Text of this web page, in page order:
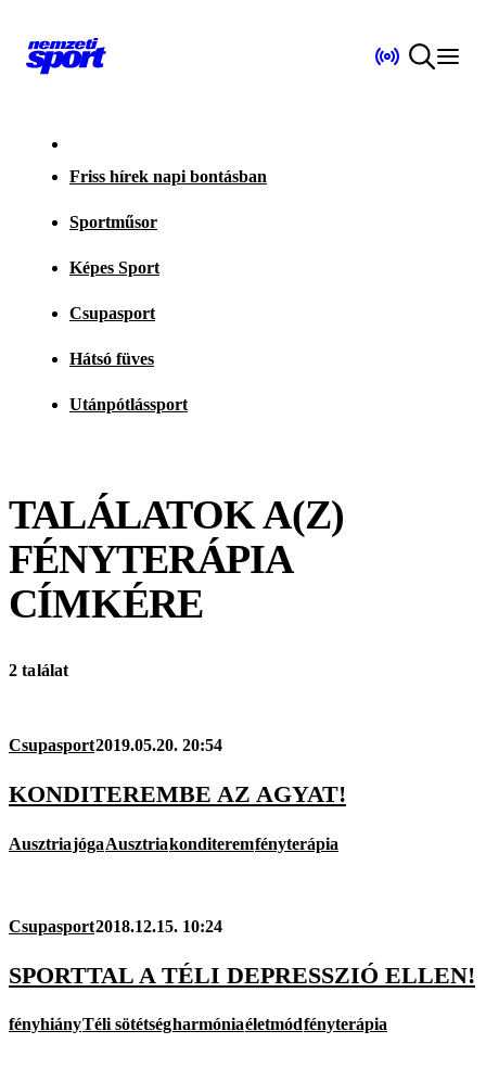
Friss hírek napi bontásban
Sportműsor
Képes Sport
Csupasport
Hátsó füves
Utánpótlássport
TALÁLATOK A(Z)
FÉNYTERÁPIA
CÍMKÉRE
2 találat
Csupasport2019.05.20. 20:54
KONDITEREMBE AZ AGYAT!
AusztriajógaAusztriakonditeremfényterápia
Csupasport2018.12.15. 10:24
SPORTTAL A TÉLI DEPRESSZIÓ ELLEN!
fényhiányTéli sötétségharmóniaéletmódfényterápia